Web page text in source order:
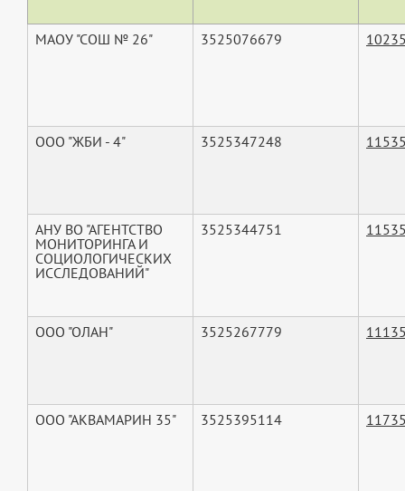
МАОУ "СОШ № 26" 3525076679
ООО "ЖБИ - 4" 3525347248
АНУ ВО "АГЕНТСТВО
МОНИТОРИНГА И
СОЦИОЛОГИЧЕСКИХ
ИССЛЕДОВАНИЙ"
3525344751
ООО "ОЛАН" 3525267779
ООО "АКВАМАРИН 35" 3525395114